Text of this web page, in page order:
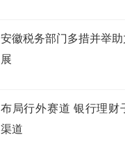
安徽税务部门多措并举
展
布局行外赛道 银行理财
渠道